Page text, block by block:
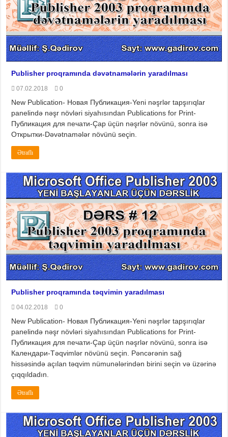
Publisher proqramında dəvətnamələrin yaradılması
07.02.2018 0
New Publication- Новая Публикация-Yeni nəşrlər tapşırıqlar
panelində nəşr növləri siyahısından Publications for Print-
Публикация для печати-Çap üçün nəşrlər növünü, sonra isə
Открытки-Dəvətnamələr növünü seçin.
Ətraflı
Publisher proqramında təqvimin yaradılması
04.02.2018 0
New Publication- Новая Публикация-Yeni nəşrlər tapşırıqlar
panelində nəşr növləri siyahısından Publications for Print-
Публикация для печати-Çap üçün nəşrlər növünü, sonra isə
Календари-Təqvimlər növünü seçin. Pəncərənin sağ
hissəsində açılan təqvim nümunələrindən birini seçin və üzərinə
çıqqıldadın.
Ətraflı